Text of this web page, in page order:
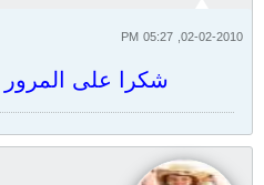
02-02-2010, 05:27 PM
شكرا على المرور